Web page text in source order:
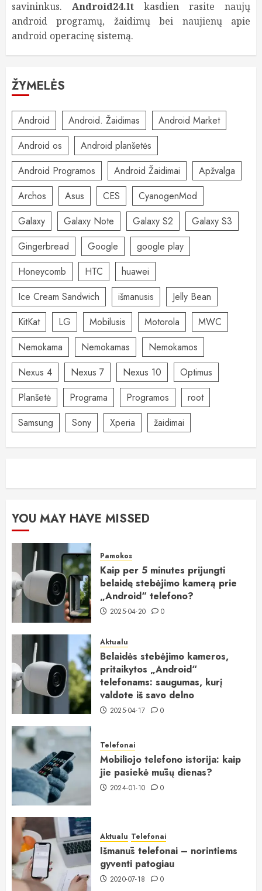
savininkus. Android24.lt kasdien rasite naujų
android programų, žaidimų bei naujienų apie
android operacinę sistemą.
ŽYMELĖS
Android Android. Žaidimas
Android Market
Android os
Android planšetės
Android Programos
Android Žaidimai
Apžvalga
Archos
Asus CES
CyanogenMod
Galaxy
Galaxy Note Galaxy S2
Galaxy S3
Gingerbread
Google
google play
Honeycomb
HTC
huawei
Ice Cream Sandwich
išmanusis
Jelly Bean
KitKat
LG Mobilusis Motorola
MWC
Nemokama
Nemokamas
Nemokamos
Nexus 4
Nexus 7 Nexus 10
Optimus
Planšetė
Programa Programos
root
Samsung
Sony Xperia žaidimai
YOU MAY HAVE MISSED
Pamokos
Kaip per 5 minutes prijungti
belaidę stebėjimo kamerą prie
„Android“ telefono?
2025-04-20 0
Aktualu
Belaidės stebėjimo kameros,
pritaikytos „Android“
telefonams: saugumas, kurį
valdote iš savo delno
2025-04-17 0
Telefonai
Mobiliojo telefono istorija: kaip
jie pasiekė mūsų dienas?
2024-01-10 0
Aktualu Telefonai
Išmanūs telefonai – norintiems
gyventi patogiau
2020-07-18 0